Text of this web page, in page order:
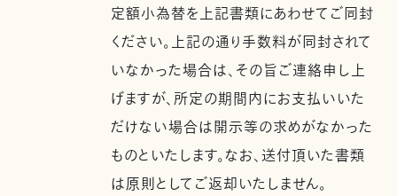
定額小為替を上記書類にあわせてご同封
ください。上記の通り手数料が同封されて
いなかった場合は、その旨ご連絡申し上
げますが、所定の期間内にお支払いいた
だけない場合は開示等の求めがなかった
ものといたします。なお、送付頂いた書類
は原則としてご返却いたしません。